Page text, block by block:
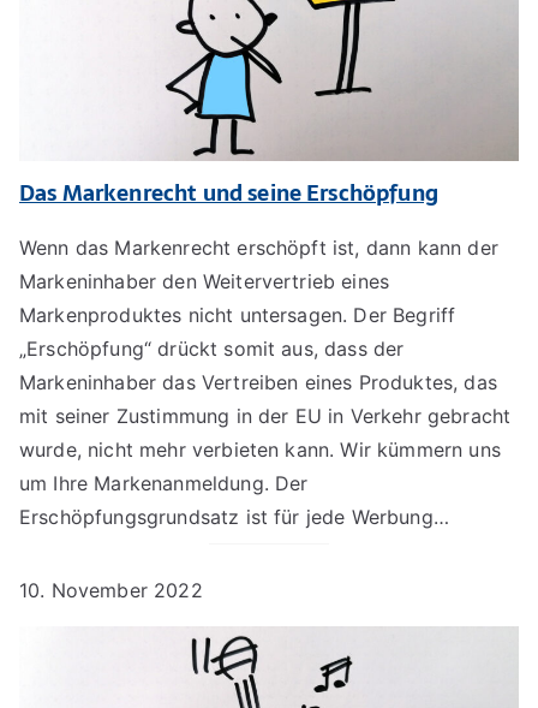
Das Markenrecht und seine Erschöpfung
Wenn das Markenrecht erschöpft ist, dann kann der
Markeninhaber den Weitervertrieb eines
Markenproduktes nicht untersagen. Der Begriff
„Erschöpfung“ drückt somit aus, dass der
Markeninhaber das Vertreiben eines Produktes, das
mit seiner Zustimmung in der EU in Verkehr gebracht
wurde, nicht mehr verbieten kann. Wir kümmern uns
um Ihre Markenanmeldung. Der
Erschöpfungsgrundsatz ist für jede Werbung…
10. November 2022